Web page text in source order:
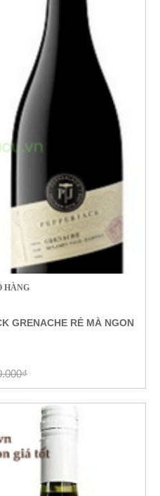
HÀNG
GRENACHE RẺ MÀ NGON